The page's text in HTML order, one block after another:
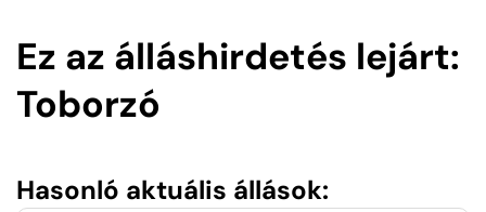
Ez az álláshirdetés lejárt:
Toborzó
Hasonló aktuális állások: